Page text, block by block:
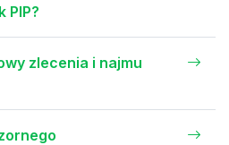
PIP?
zlecenia i najmu